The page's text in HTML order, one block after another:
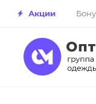
Акции